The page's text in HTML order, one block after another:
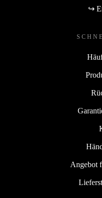
↪
Angebot